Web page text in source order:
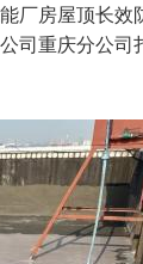
厂房屋顶长
司重庆分公